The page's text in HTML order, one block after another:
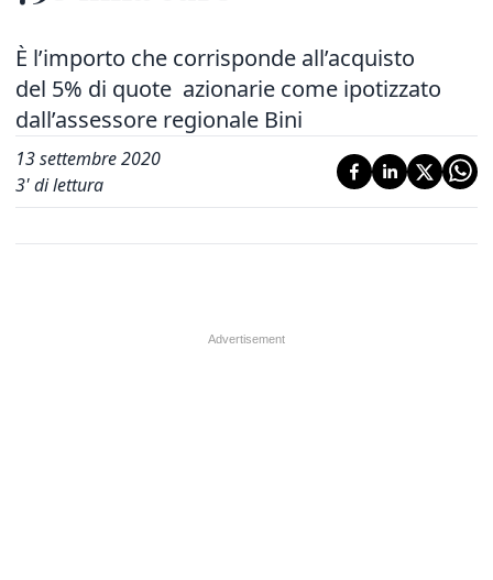
È l’importo che corrisponde all’acquisto
del 5% di quote azionarie come ipotizzato
dall’assessore regionale Bini
13 settembre 2020
3' di lettura